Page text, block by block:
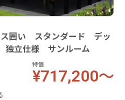
囲い スタンダード デッ
立仕様 サンルーム
特価
¥717,200～